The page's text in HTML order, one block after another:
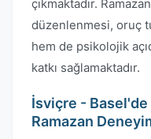
çıkmaktadır.
düzenlenmesi, oruç
hem de psikolojik
katkı sağlamaktadır.
İsviçre - Basel'de
Ramazan